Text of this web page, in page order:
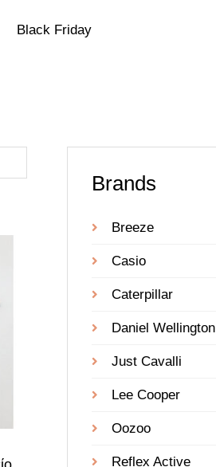
Black Friday
Brands
Breeze
Casio
Caterpillar
Daniel Wellington
Just Cavalli
Lee Cooper
Oozoo
Reflex Active